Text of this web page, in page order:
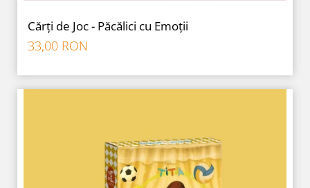
Cărți de Joc - Păcălici cu Emoții
33,00 RON